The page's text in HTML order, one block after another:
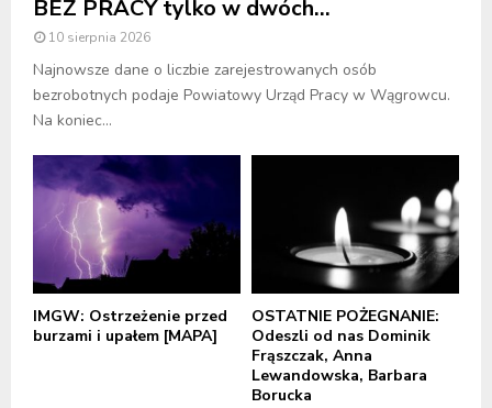
BEZ PRACY tylko w dwóch...
10 sierpnia 2026
Najnowsze dane o liczbie zarejestrowanych osób
bezrobotnych podaje Powiatowy Urząd Pracy w Wągrowcu.
Na koniec...
IMGW: Ostrzeżenie przed
burzami i upałem [MAPA]
OSTATNIE POŻEGNANIE:
Odeszli od nas Dominik
Frąszczak, Anna
Lewandowska, Barbara
Borucka